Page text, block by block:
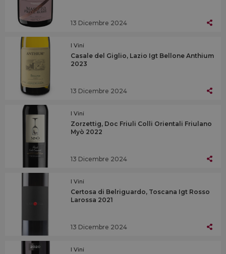
13 Dicembre 2024
I Vini
Casale del Giglio, Lazio Igt Bellone Anthium
2023
13 Dicembre 2024
I Vini
Zorzettig, Doc Friuli Colli Orientali Friulano
Myò 2022
13 Dicembre 2024
I Vini
Certosa di Belriguardo, Toscana Igt Rosso
Larossa 2021
13 Dicembre 2024
I Vini